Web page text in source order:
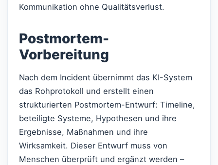
Kommunikation ohne Qualitätsverlust.
Postmortem-
Vorbereitung
Nach dem Incident übernimmt das KI-System
das Rohprotokoll und erstellt einen
strukturierten Postmortem-Entwurf: Timeline,
beteiligte Systeme, Hypothesen und ihre
Ergebnisse, Maßnahmen und ihre
Wirksamkeit. Dieser Entwurf muss von
Menschen überprüft und ergänzt werden –